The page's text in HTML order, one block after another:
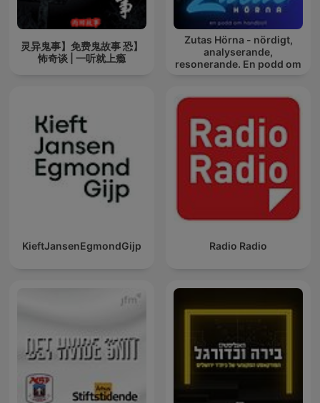
Zutas Hörna - nördigt,
analyserande,
resonerande. En podd om
【灵异鬼事】免费鬼故事 恐
怖奇谈 | 一听就上瘾
Radio Radio
KieftJansenEgmondGijp